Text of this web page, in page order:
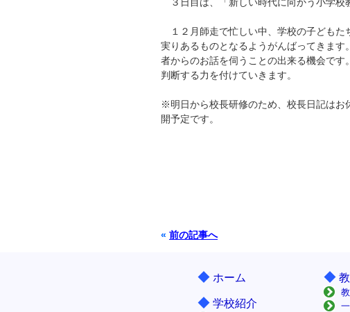
１２月師走で忙しい中、学校の子どもた
実りあるものとなるようがんばってきま
者からのお話を伺うことの出来る機会で
判断する力を付けていきます。
※明日から校長研修のため、校長日記はお
開予定です。
« 前の記事へ
◆ ホーム
◆ 学校紹介
◆